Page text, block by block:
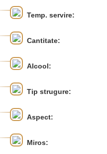
Temp. servire:
Cantitate:
Alcool:
Tip strugure:
Aspect:
Miros: